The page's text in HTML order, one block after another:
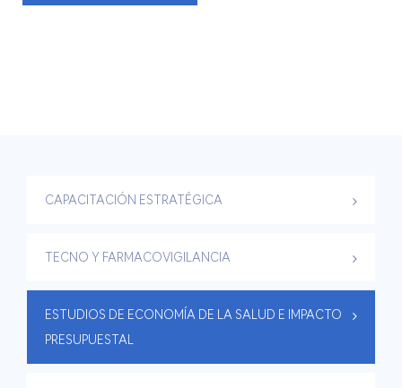
CAPACITACIÓN ESTRATÉGICA
TECNO Y FARMACOVIGILANCIA
ESTUDIOS DE ECONOMÍA DE LA SALUD E IMPACTO
PRESUPUESTAL